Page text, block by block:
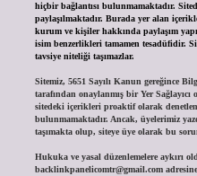
hiçbir bağlantısı bulunmamaktadır.
paylaşılmaktadır. Burada yer alan
kurum ve kişiler hakkında paylaşım
isim benzerlikleri tamamen tesadüfidir.
tavsiye niteliği taşımazlar.
Sitemiz, 5651 Sayılı Kanun gereğince
tarafından onaylanmış bir Yer
sitedeki içerikleri proaktif olarak
bulunmamaktadır. Ancak, üyelerimiz
taşımakta olup, siteye üye olarak bu
Hukuka ve yasal düzenlemelere aykırı
backlinkpanelicomtr@gmail.com